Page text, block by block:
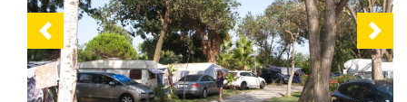
Previous Next